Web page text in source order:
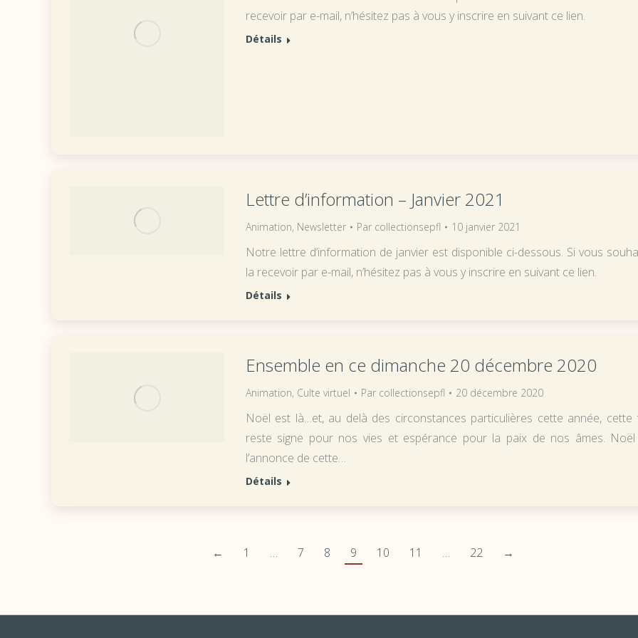
recevoir par e-mail, n’hésitez pas à vous y inscrire en suivant ce lien.
Détails
Lettre d’information – Janvier 2021
Animation, Newsletter Par collectionsepfl 10 janvier 2021
Notre lettre d’information de janvier est disponible ci-dessous. Si vous
la recevoir par e-mail, n’hésitez pas à vous y inscrire en suivant ce lien.
Détails
Ensemble en ce dimanche 20 décembre 2020
Animation, Culte virtuel Par collectionsepfl 20 décembre 2020
Noël est là…et, au delà des circonstances particulières cette année, cette
reste signe pour nos vies et espérance pour la paix de nos âmes.
l’annonce de cette…
Détails
← 1 … 7 8 9 10 11 … 22 →